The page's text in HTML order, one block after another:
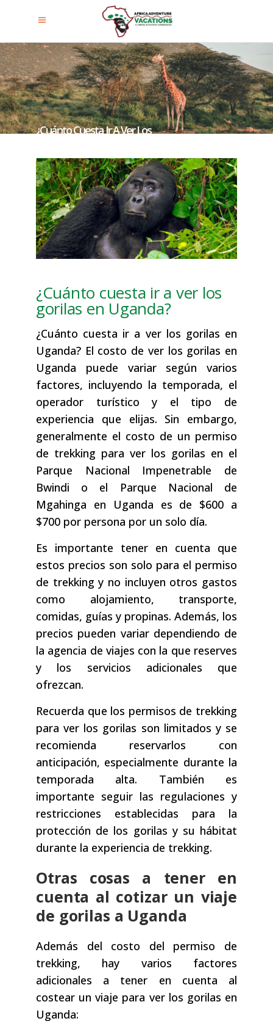
¿Cuánto Cuesta Ir A Ver Los
Gorilas En Uganda?
¿Cuánto cuesta ir a ver los
gorilas en Uganda?
¿Cuánto cuesta ir a ver los gorilas en
Uganda? El costo de ver los gorilas en
Uganda puede variar según varios
factores, incluyendo la temporada, el
operador turístico y el tipo de
experiencia que elijas. Sin embargo,
generalmente el costo de un permiso
de trekking para ver los gorilas en el
Parque Nacional Impenetrable de
Bwindi o el Parque Nacional de
Mgahinga en Uganda es de $600 a
$700 por persona por un solo día.
Es importante tener en cuenta que
estos precios son solo para el permiso
de trekking y no incluyen otros gastos
como alojamiento, transporte,
comidas, guías y propinas. Además, los
precios pueden variar dependiendo de
la agencia de viajes con la que reserves
y los servicios adicionales que
ofrezcan.
Recuerda que los permisos de trekking
para ver los gorilas son limitados y se
recomienda reservarlos con
anticipación, especialmente durante la
temporada alta. También es
importante seguir las regulaciones y
restricciones establecidas para la
protección de los gorilas y su hábitat
durante la experiencia de trekking.
Otras cosas a tener en
cuenta al cotizar un viaje
de gorilas a Uganda
Además del costo del permiso de
trekking, hay varios factores
adicionales a tener en cuenta al
costear un viaje para ver los gorilas en
Uganda: